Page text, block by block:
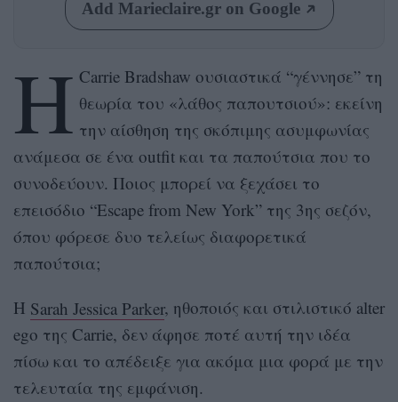
Add Marieclaire.gr on Google
Η Carrie Bradshaw ουσιαστικά “γέννησε” τη
θεωρία του «λάθος παπουτσιού»: εκείνη
την αίσθηση της σκόπιμης ασυμφωνίας
ανάμεσα σε ένα outfit και τα παπούτσια που το
συνοδεύουν. Ποιος μπορεί να ξεχάσει το
επεισόδιο “Escape from New York” της 3ης σεζόν,
όπου φόρεσε δυο τελείως διαφορετικά
παπούτσια;
Η Sarah Jessica Parker, ηθοποιός και στιλιστικό alter
ego της Carrie, δεν άφησε ποτέ αυτή την ιδέα
πίσω και το απέδειξε για ακόμα μια φορά με την
τελευταία της εμφάνιση.